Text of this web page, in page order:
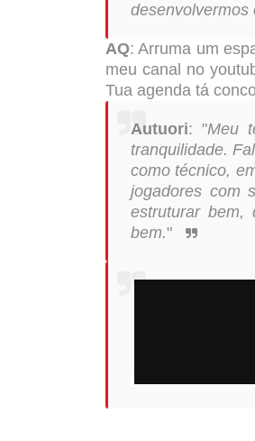
desenvolvermos
AQ: Arruma um
meu canal no
Tua agenda tá
Autuori: "Meu
tranquilidade.
como técnico,
jogadores com
estruturar
bem."